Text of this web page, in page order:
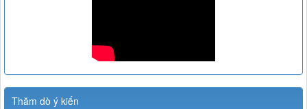
Thăm dò ý kiến